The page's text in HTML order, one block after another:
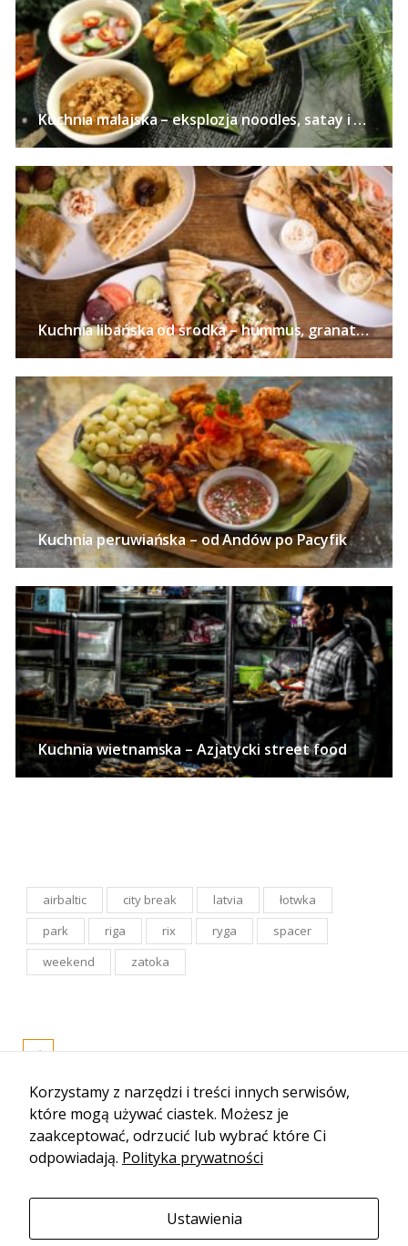
Kuchnia malajska – eksplozja noodles, satay i curry
Kuchnia libańska od środka – hummus, granaty, zatar i kardamon
Kuchnia peruwiańska – od Andów po Pacyfik
Kuchnia wietnamska – Azjatycki street food
airbaltic city break latvia
łotwka
park
riga rix ryga
spacer
weekend
zatoka
Korzystamy z narzędzi i treści innych serwisów,
które mogą używać ciastek. Możesz je
zaakceptować, odrzucić lub wybrać które Ci
odpowiadają. Polityka prywatności
Ustawienia